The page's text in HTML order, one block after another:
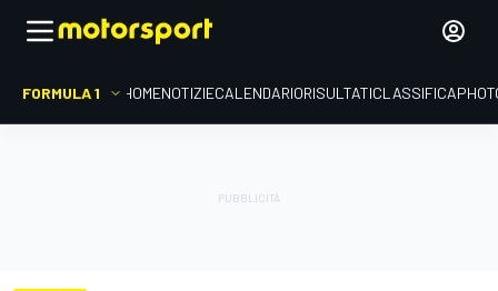
FORMULA 1 HOMENOTIZIECALENDARIORISULTATICLASSIFICA